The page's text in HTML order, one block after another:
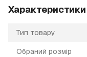
Характеристики
Тип товару
Обраний розмір